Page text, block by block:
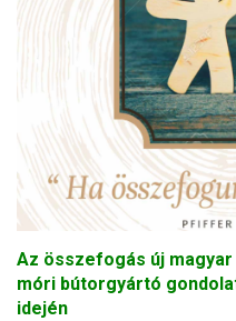
Az összefogás új
móri bútorgyártó
idején